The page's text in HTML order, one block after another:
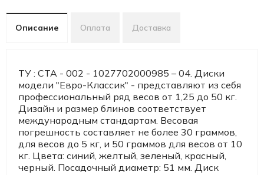
Описание Оплата Доставка
ТУ : СТА - 002 - 1027702000985 – 04. Диски
модели "Евро-Классик" - представляют из себя
профессиональный ряд весов от 1,25 до 50 кг.
Дизайн и размер блинов соответствует
международным стандартам. Весовая
погрешность составляет не более 30 граммов,
для весов до 5 кг, и 50 граммов для весов от 10
кг. Цвета: синий, желтый, зеленый, красный,
черный. Посадочный диаметр: 51 мм. Диск